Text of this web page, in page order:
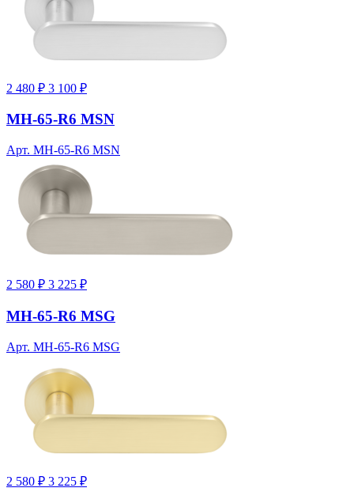
2 480 ₽ 3 100 ₽
MH-65-R6 MSN
Арт. MH-65-R6 MSN
2 580 ₽ 3 225 ₽
MH-65-R6 MSG
Арт. MH-65-R6 MSG
2 580 ₽ 3 225 ₽